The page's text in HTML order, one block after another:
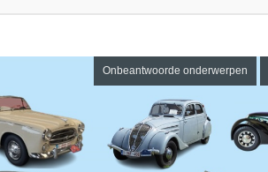
Onbeantwoorde onderwerpen